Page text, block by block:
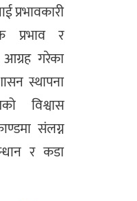
प्रभावकारी
प्रभाव र
गरेका
स्थापना
विश्वास
संलग्न
र कडा